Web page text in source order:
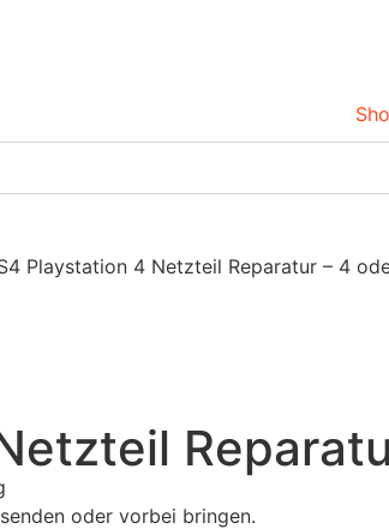
Playstation 4 Netzteil Reparatur – 4
oder vorbei bringen.